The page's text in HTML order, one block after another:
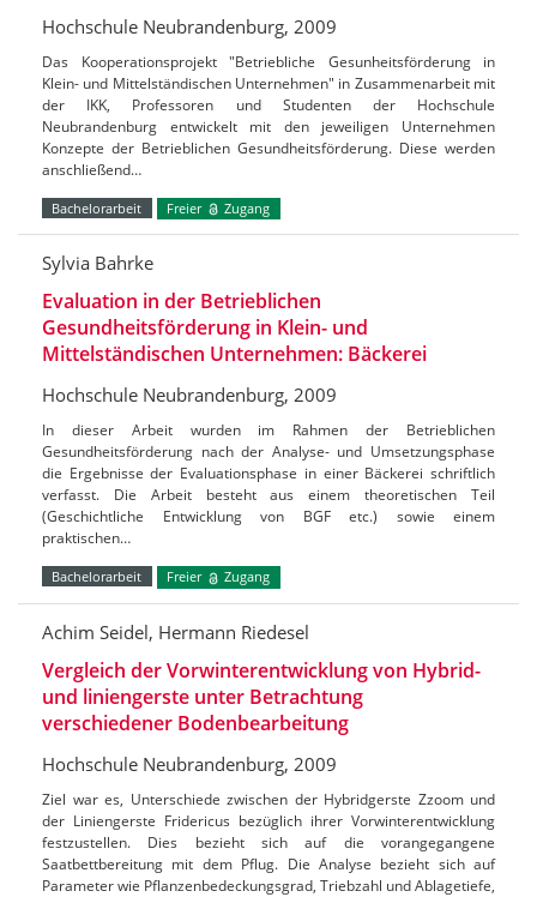
Hochschule Neubrandenburg, 2009
Das Kooperationsprojekt "Betriebliche Gesunheitsförderung in
Klein- und Mittelständischen Unternehmen" in Zusammenarbeit mit
der IKK, Professoren und Studenten der Hochschule
Neubrandenburg entwickelt mit den jeweiligen Unternehmen
Konzepte der Betrieblichen Gesundheitsförderung. Diese werden
anschließend…
Bachelorarbeit Freier Zugang
Sylvia Bahrke
Evaluation in der Betrieblichen
Gesundheitsförderung in Klein- und
Mittelständischen Unternehmen: Bäckerei
Hochschule Neubrandenburg, 2009
In dieser Arbeit wurden im Rahmen der Betrieblichen
Gesundheitsförderung nach der Analyse- und Umsetzungsphase
die Ergebnisse der Evaluationsphase in einer Bäckerei schriftlich
verfasst. Die Arbeit besteht aus einem theoretischen Teil
(Geschichtliche Entwicklung von BGF etc.) sowie einem
praktischen…
Bachelorarbeit Freier Zugang
Achim Seidel, Hermann Riedesel
Vergleich der Vorwinterentwicklung von Hybrid-
und liniengerste unter Betrachtung
verschiedener Bodenbearbeitung
Hochschule Neubrandenburg, 2009
Ziel war es, Unterschiede zwischen der Hybridgerste Zzoom und
der Liniengerste Fridericus bezüglich ihrer Vorwinterentwicklung
festzustellen. Dies bezieht sich auf die vorangegangene
Saatbettbereitung mit dem Pflug. Die Analyse bezieht sich auf
Parameter wie Pflanzenbedeckungsgrad, Triebzahl und Ablagetiefe,